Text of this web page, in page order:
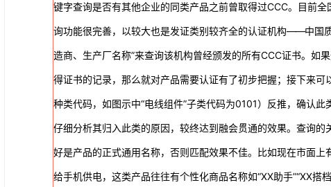
键字查询是否有其他企业的同类产品之前曾取得过CCC。目前
询功能很完善，以较大也是发证类别较齐全的认证机构——中国
造商、生产厂名称”来查询该机构曾经颁发的所有CCC证书。如
得证书的记录，那么就对产品需要认证有了初步把握；接下来
种类代码，如图示中“电线组件”子类代码为0101）反推，确认
仔细分析其归入此类的原因，较终达到融会贯通的效果。查询
好是产品的正式通用名称，否则匹配效果不佳。比如现在市面
给手机供电，这类产品往往有个性化商品名称如“XX助手”“XX